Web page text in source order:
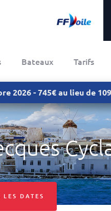
Bateaux Tarifs
2026 - 745€ au lieu de
DATES